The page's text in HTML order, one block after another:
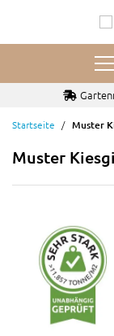
springen
Startseite Muster
Muster